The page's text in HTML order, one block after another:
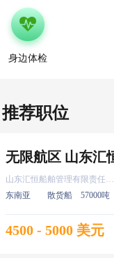
身边体检
推荐职位
山东汇恒船舶管理有限责任公司
东南亚
散货船 57000吨
4500 - 5000 美元